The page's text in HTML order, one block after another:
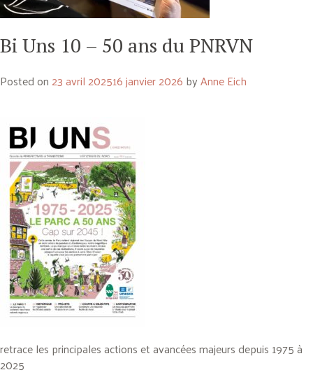
Bi Uns 10 – 50 ans du PNRVN
Posted on23 avril 202516 janvier 2026 byAnne Eich
retrace les principales actions et avancées majeurs depuis 1975 à
2025